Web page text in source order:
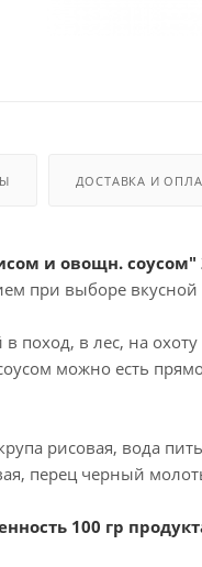
ДОСТАВКА И
и овощн. соусом"
при выборе
поход, в лес, на
можно есть
рисовая, вода
перец черный
100 гр